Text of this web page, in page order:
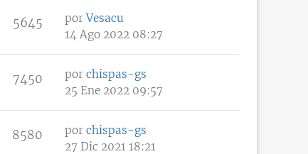
5645 porVesacu
14 Ago 2022 08:27
7450 por chispas-gs
25 Ene 2022 09:57
8580 por chispas-gs
27 Dic 2021 18:21